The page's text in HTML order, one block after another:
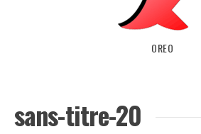
OREO
sans-titre-20